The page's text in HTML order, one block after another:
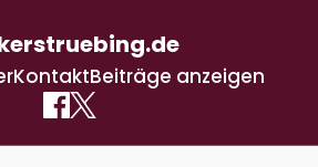
KontaktBeiträge anzeigen